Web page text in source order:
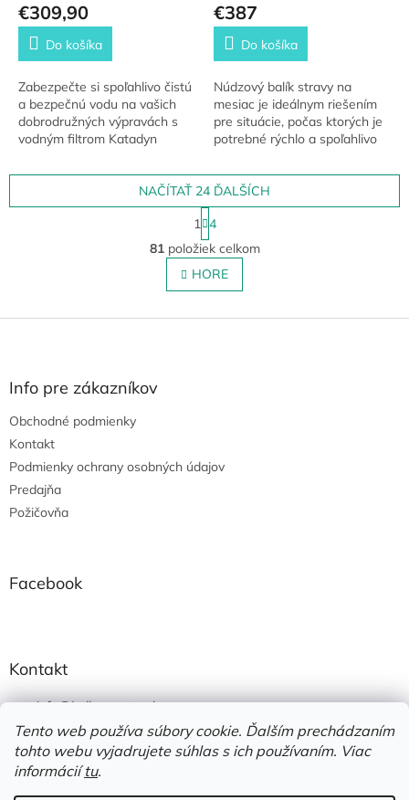
Tento web používa súbory cookie. Ďalším prechádzaním
tohto webu vyjadrujete súhlas s ich používaním. Viac
informáciítu.
€309,90
Do košíka
Zabezpečte si spoľahlivo čistú
a bezpečnú vodu na vašich
dobrodružných výpravách s
vodným filtrom Katadyn
farbách, ktorý využívajú aj
€387
Do košíka
Núdzový balík stravy na
mesiac je ideálnym riešením
pre situácie, počas ktorých je
potrebné rýchlo a spoľahlivo
výživným obsahom, dlhou
trvanlivosťou a...
O
v
l
á
y
NAČÍTAŤ 24 ĎALŠÍCH
S
t
r
á
n
k
v
1 4
81položiek celkom
HORE
Info pre zákazníkov
Obchodné podmienky
Kontakt
Podmienky ochrany osobných údajov
Predajňa
Požičovňa
Facebook
Kontakt
info@jedlonacesty.sk
+421 908 774 221
https://www.facebook.com/jedlonacesty.sk/